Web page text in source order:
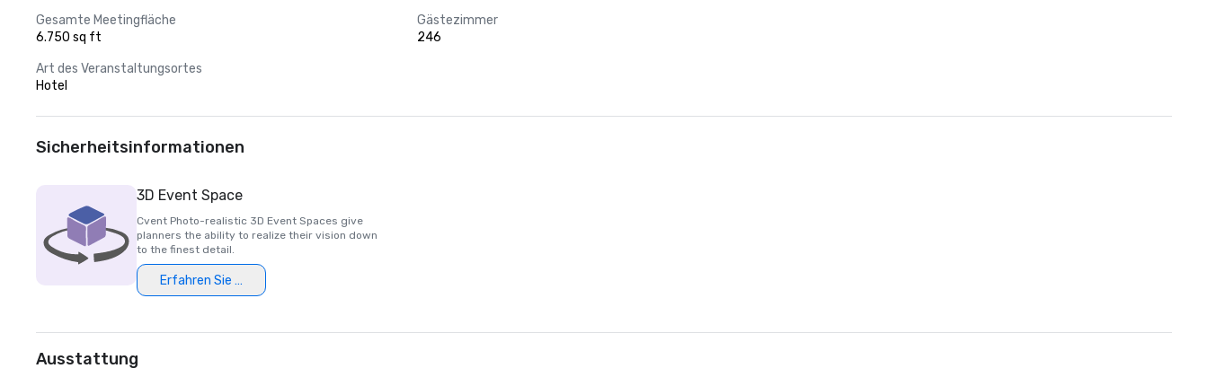
Gesamte Meetingfläche
6.750 sq ft
Gästezimmer
246
Art des Veranstaltungsortes
Hotel
Sicherheitsinformationen
3D Event Space
Cvent Photo-realistic 3D Event Spaces give
planners the ability to realize their vision down
to the finest detail.
Erfahren Sie mehr
Ausstattung